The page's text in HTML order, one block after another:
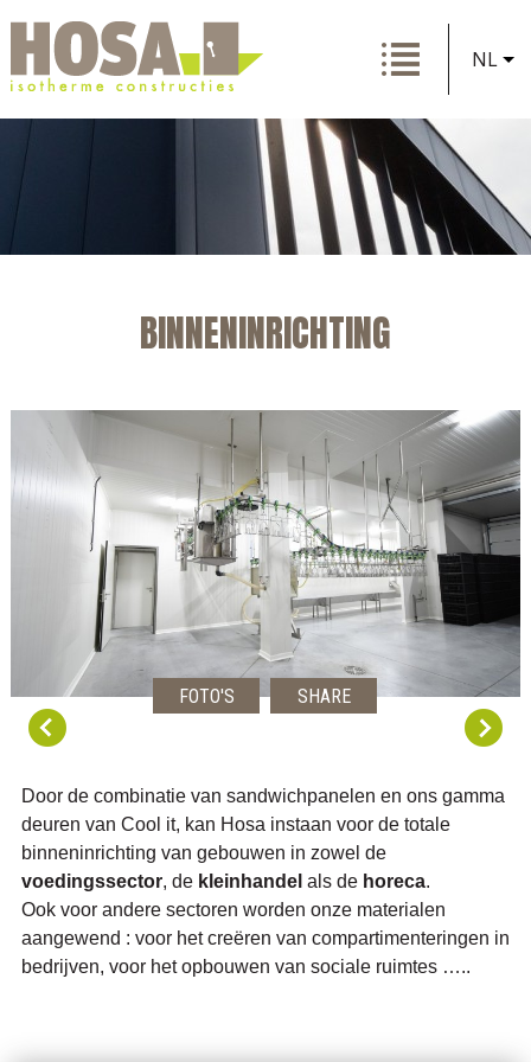
NL
BINNENINRICHTING
FOTO'S SHARE
Door de combinatie van sandwichpanelen en ons gamma
deuren van Cool it, kan Hosa instaan voor de totale
binneninrichting van gebouwen in zowel de
voedingssector, de kleinhandel als de horeca.
Ook voor andere sectoren worden onze materialen
aangewend : voor het creëren van compartimenteringen in
bedrijven, voor het opbouwen van sociale ruimtes …..